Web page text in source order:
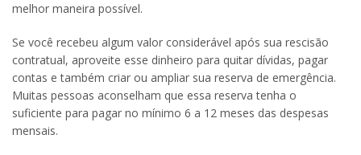
melhor maneira possível.
Se você recebeu algum valor considerável após sua rescisão
contratual, aproveite esse dinheiro para quitar dívidas, pagar
contas e também criar ou ampliar sua reserva de emergência.
Muitas pessoas aconselham que essa reserva tenha o
suficiente para pagar no mínimo 6 a 12 meses das despesas
mensais.